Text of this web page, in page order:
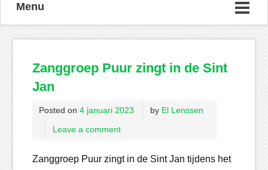
Menu
Zanggroep Puur zingt in de Sint
Jan
Posted on 4 januari 2023 by El Lenssen
Leave a comment
Zanggroep Puur zingt in de Sint Jan tijdens het